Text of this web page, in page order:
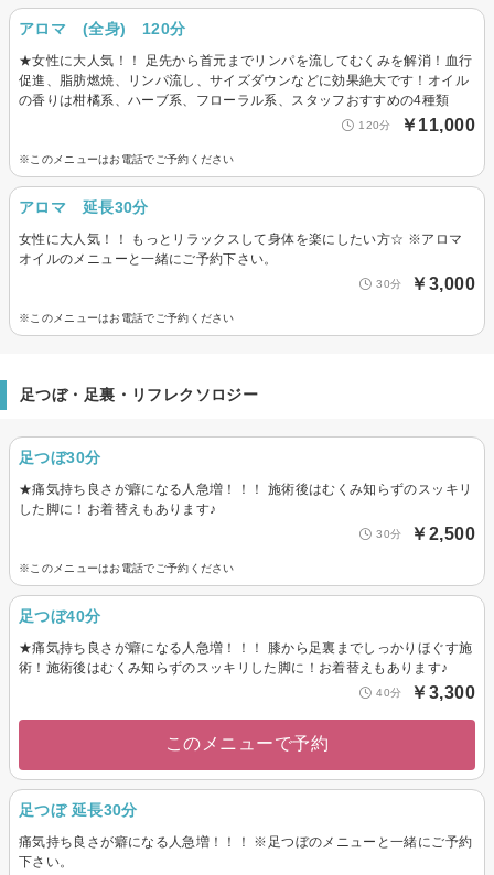
アロマ (全身) 120分
★女性に大人気！！ 足先から首元までリンパを流してむくみを解消！血行
促進、脂肪燃焼、リンパ流し、サイズダウンなどに効果絶大です！オイル
の香りは柑橘系、ハーブ系、フローラル系、スタッフおすすめの4種類
120分 ￥11,000
※このメニューはお電話でご予約ください
アロマ 延長30分
女性に大人気！！ もっとリラックスして身体を楽にしたい方☆ ※アロマ
オイルのメニューと一緒にご予約下さい。
30分 ￥3,000
※このメニューはお電話でご予約ください
足つぼ・足裏・リフレクソロジー
足つぼ30分
★痛気持ち良さが癖になる人急増！！！ 施術後はむくみ知らずのスッキリ
した脚に！お着替えもあります♪
30分 ￥2,500
※このメニューはお電話でご予約ください
足つぼ40分
★痛気持ち良さが癖になる人急増！！！ 膝から足裏までしっかりほぐす施
術！施術後はむくみ知らずのスッキリした脚に！お着替えもあります♪
40分 ￥3,300
このメニューで予約
足つぼ 延長30分
痛気持ち良さが癖になる人急増！！！ ※足つぼのメニューと一緒にご予約
下さい。